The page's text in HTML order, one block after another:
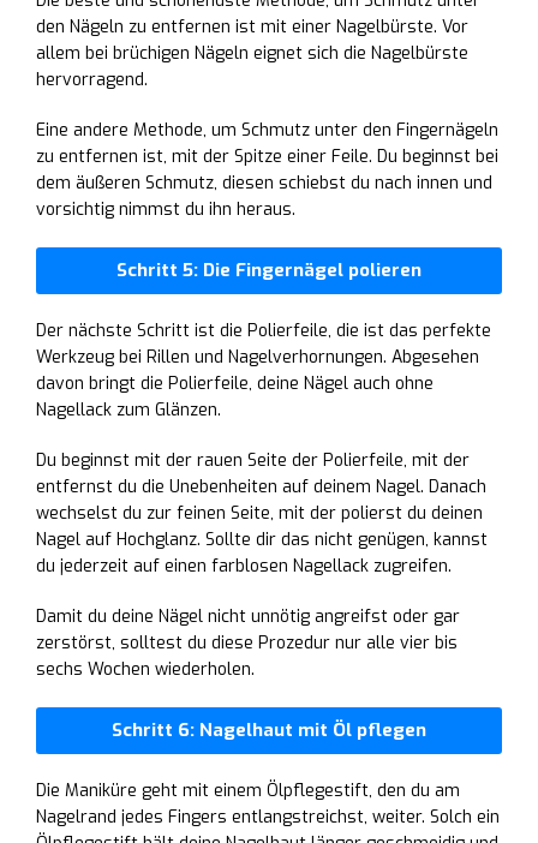
den Nägeln zu entfernen ist mit einer Nagelbürste. Vor
allem bei brüchigen Nägeln eignet sich die Nagelbürste
hervorragend.
Eine andere Methode, um Schmutz unter den Fingernägeln
zu entfernen ist, mit der Spitze einer Feile. Du beginnst bei
dem äußeren Schmutz, diesen schiebst du nach innen und
vorsichtig nimmst du ihn heraus.
Schritt 5: Die Fingernägel polieren
Der nächste Schritt ist die Polierfeile, die ist das perfekte
Werkzeug bei Rillen und Nagelverhornungen. Abgesehen
davon bringt die Polierfeile, deine Nägel auch ohne
Nagellack zum Glänzen.
Du beginnst mit der rauen Seite der Polierfeile, mit der
entfernst du die Unebenheiten auf deinem Nagel. Danach
wechselst du zur feinen Seite, mit der polierst du deinen
Nagel auf Hochglanz. Sollte dir das nicht genügen, kannst
du jederzeit auf einen farblosen Nagellack zugreifen.
Damit du deine Nägel nicht unnötig angreifst oder gar
zerstörst, solltest du diese Prozedur nur alle vier bis
sechs Wochen wiederholen.
Schritt 6: Nagelhaut mit Öl pflegen
Die Maniküre geht mit einem Ölpflegestift, den du am
Nagelrand jedes Fingers entlangstreichst, weiter. Solch ein